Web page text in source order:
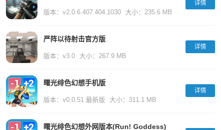
版本：v2.0.6.407.404.1030 大小：235.6 MB
详情
严阵以待射击官方版
版本：v3.0 大小：267.9 MB
详情
曙光绯色幻想手机版
版本：v0.0.51 最新版 大小：311.1 MB
详情
曙光绯色幻想外网版本(Run! Goddess)